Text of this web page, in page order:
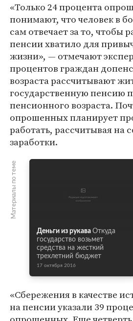
«Только 24 процента
понимают, что человек в
сам отвечает за то, чтобы
пенсии хватило для
жизни», — отмечают
процентов граждан
возраста рассчитывают
государственную пенсию
пенсионного возраста.
опрошенных планирует
работать, рассчитывая на
заработки.
Материалы по теме
Деньги из рукава Откуда
государство возьмет
средства на жесткий
трехлетний бюджет
17 октября 2016
«Сбережения в качестве
на пенсии указали 39